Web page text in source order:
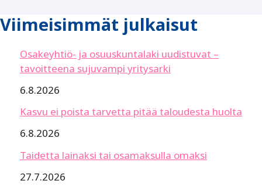
Viimeisimmät julkaisut
Osakeyhtiö- ja osuuskuntalaki uudistuvat –
tavoitteena sujuvampi yritysarki
6.8.2026
Kasvu ei poista tarvetta pitää taloudesta huolta
6.8.2026
Taidetta lainaksi tai osamaksulla omaksi
27.7.2026